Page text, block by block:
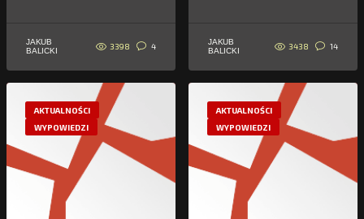
JAKUB
BALICKI
3398 4
JAKUB
BALICKI
3438 14
AKTUALNOŚCI
WYPOWIEDZI
AKTUALNOŚCI
WYPOWIEDZI